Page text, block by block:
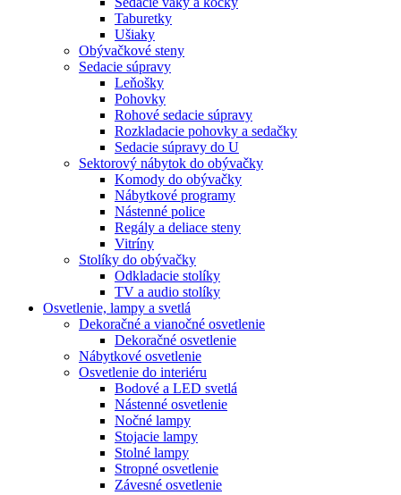
Taburetky
Ušiaky
Obývačkové steny
Sedacie súpravy
Leňošky
Pohovky
Rohové sedacie súpravy
Rozkladacie pohovky a sedačky
Sedacie súpravy do U
Sektorový nábytok do obývačky
Komody do obývačky
Nábytkové programy
Nástenné police
Regály a deliace steny
Vitríny
Stolíky do obývačky
Odkladacie stolíky
TV a audio stolíky
Osvetlenie, lampy a svetlá
Dekoračné a vianočné osvetlenie
Dekoračné osvetlenie
Nábytkové osvetlenie
Osvetlenie do interiéru
Bodové a LED svetlá
Nástenné osvetlenie
Nočné lampy
Stojacie lampy
Stolné lampy
Stropné osvetlenie
Závesné osvetlenie